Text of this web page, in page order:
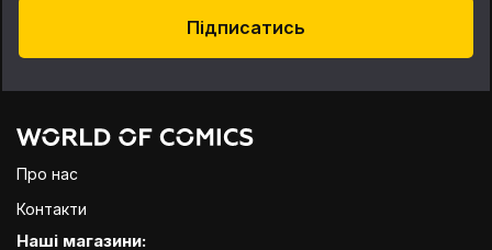
Підписатись
Про нас
Контакти
Наші магазини: